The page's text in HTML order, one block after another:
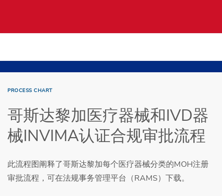
PROCESS CHART
哥斯达黎加医疗器械和IVD器
械INVIMA认证合规审批流程
此流程图阐释了哥斯达黎加每个医疗器械分类的MOH注册
审批流程，可在法规事务管理平台（RAMS）下载。